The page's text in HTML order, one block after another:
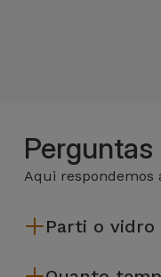
Aqui respondemos
Parti o vidro